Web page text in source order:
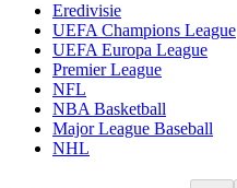
Eredivisie
UEFA Champions League
UEFA Europa League
Premier League
NFL
NBA Basketball
Major League Baseball
NHL